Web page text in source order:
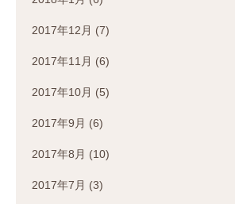
2017年12月 (7)
2017年11月 (6)
2017年10月 (5)
2017年9月 (6)
2017年8月 (10)
2017年7月 (3)